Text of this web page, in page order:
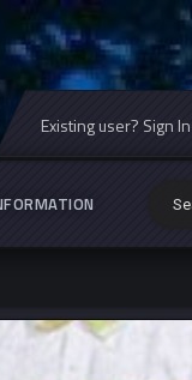
Existing user? Sign In